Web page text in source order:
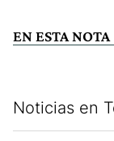
EN ESTA NOTA
Noticias en